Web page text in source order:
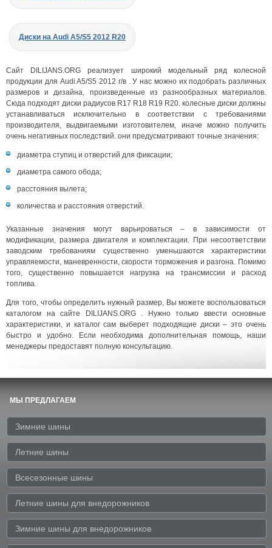
Диски на Audi A5/S5 2012 R20
Сайт DILIJANS.ORG реализует широкий модельный ряд колесной
продукции для Audi A5/S5 2012 г/в . У нас можно их подобрать различных
размеров и дизайна, произведенные из разнообразных материалов.
Сюда подходят диски радиусов R17 R18 R19 R20. колесные диски должны
устанавливаться исключительно в соответствии с требованиями
производителя, выдвигаемыми изготовителем, иначе можно получить
очень негативных последствий. они предусматривают точные значения:
диаметра ступиц и отверстий для фиксации;
диаметра самого обода;
расстояния вылета;
количества и расстояния отверстий.
Указанные значения могут варьироваться – в зависимости от
модификации, размера двигателя и комплектации. При несоответствии
заводским требованиям существенно уменьшаются характеристики
управляемости, маневренности, скорости торможения и разгона. Помимо
того, существенно повышается нагрузка на трансмиссии и расход
топлива.
Для того, чтобы определить нужный размер, Вы можете воспользоваться
каталогом на сайте DILIJANS.ORG . Нужно только ввести основные
характеристики, и каталог сам выберет подходящие диски – это очень
быстро и удобно. Если необходима дополнительная помощь, наши
менеджеры предоставят полную консультацию.
МЫ ПРЕДЛАГАЕМ
Зимние шины
Летние шины
Всесезонные шины
Летние шины для внедорожников
Зимние шины для внедорожников